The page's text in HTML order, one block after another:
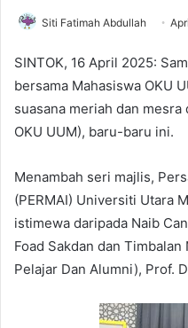
Siti Fatimah Abdullah
SINTOK, 16 April 2025:
bersama Mahasiswa OKU
suasana meriah dan mesra
OKU UUM), baru-baru ini.
Menambah seri majlis,
(PERMAI) Universiti Utara
istimewa daripada Naib
Foad Sakdan dan
Pelajar Dan Alumni), Prof.